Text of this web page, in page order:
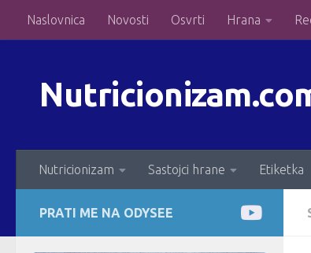
Skip to content
Naslovnica Novosti Osvrti Hrana
Nutricionizam Sastojci hrane Etiketka
PRATI ME NA ODYSEE